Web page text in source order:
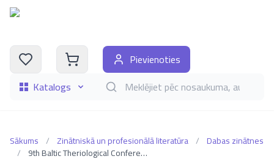
Katalogs Meklēt grāmatas pēc nosaukuma, autora,
Pievienoties
Sākums / Zinātniskā un profesionālā literatūra / Dabas zinātnes
/ 9th Baltic Theriological Conference